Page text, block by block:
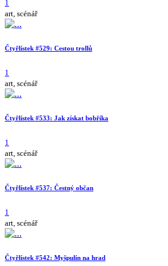
1
art, scénář
Čtyřlístek #529: Cestou trollů
1
art, scénář
Čtyřlístek #533: Jak získat bobříka
1
art, scénář
Čtyřlístek #537: Čestný občan
1
art, scénář
Čtyřlístek #542: Myšpulín na hrad